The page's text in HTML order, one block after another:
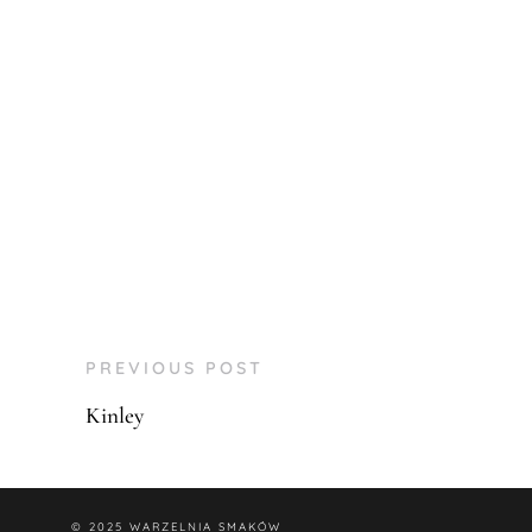
PREVIOUS POST
Kinley
© 2025 WARZELNIA SMAKÓW